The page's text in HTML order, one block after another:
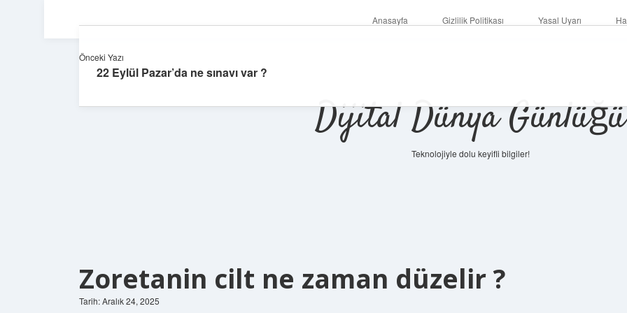
Anasayfa Gizlilik Politikası Yasal Uyarı
Dijital Dünya Günlüğü
Teknolojiyle dolu keyifli bilgiler!
Zoretanin cilt ne zaman düzelir ?
Tarih: Aralık 24, 2025
Önceki Yazı
22 Eylül Pazar’da ne sınavı var ?